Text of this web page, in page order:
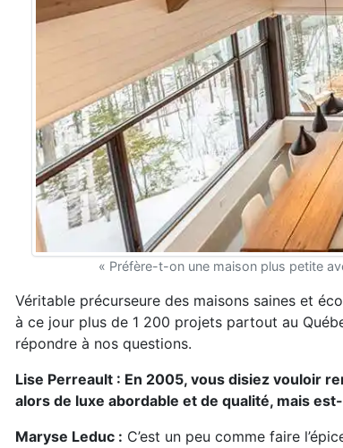
« Préfère-t-on une maison plus petite
Véritable précurseure des maisons saines et
à ce jour plus de 1 200 projets partout au
répondre à nos questions.
Lise Perreault : En 2005, vous disiez vouloir
alors de luxe abordable et de qualité, mais
Maryse Leduc : C’est un peu comme faire